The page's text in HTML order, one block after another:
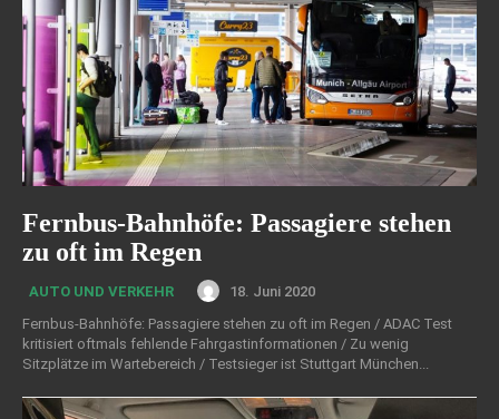
Fernbus-Bahnhöfe: Passagiere stehen
zu oft im Regen
AUTO UND VERKEHR
18. Juni 2020
Fernbus-Bahnhöfe: Passagiere stehen zu oft im Regen / ADAC Test
kritisiert oftmals fehlende Fahrgastinformationen / Zu wenig
Sitzplätze im Wartebereich / Testsieger ist Stuttgart München...